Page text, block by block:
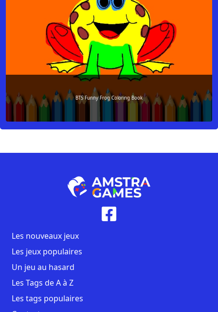
BTS Funny Frog Coloring Book
Les nouveaux jeux
Les jeux populaires
Un jeu au hasard
Les Tags de A à Z
Les tags populaires